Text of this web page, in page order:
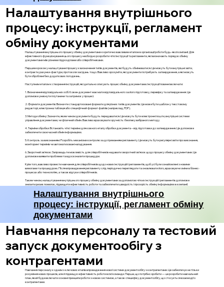
Налаштування внутрішнього
процесу: інструкції, регламент
обміну документами
Налаштування внутрішнього процесу обміну документами є критично важливим етапом в організації роботи будь-якої компанії. Для
ефективного функціонування цього процесу необхідно розробити чіткі інструкції та регламенти, які визначають порядок обміну
документами між різними підрозділами або співробітниками.
Першим кроком у налаштуванні процесу є визначення типів документів, які будуть обмінюватися. Це можуть бути внутрішні звіти,
контракти, рахунки-фактури, протоколи засідань тощо. Важливо зрозуміти, які документи потребують затвердження, а які можуть
бути оброблені без додаткових погоджень.
Наступним етапом є створення інструкцій, які детально описують процес обміну документами. Інструкції повинні включати:
1. Визначення відповідальних осіб: Кожен документ має мати відповідального за його підготовку, перевірку та затвердження. Це
допоможе уникнути плутанини та затримок у процесі.
2. Формати документів: Визначте стандартизовані формати для різних типів документів. Це може бути шаблон у текстовому
редакторі, електронна таблиця або специфічний формат файлів (наприклад, PDF).
3. Методи обміну: Зазначте, яким чином документи будуть передаватися. Це можуть бути електронні пошти, внутрішні системи
управління документами, чи фізичний обмін. Важливо враховувати зручність і безпеку вибраного методу.
4. Терміни обробки: Встановіть чіткі терміни для кожного етапу обробки документа – від підготовки до затвердження. Це допоможе
забезпечити своєчасний обмін інформацією.
5. Контроль за виконанням: Розробіть механізми контролю за дотриманням регламенту. Це можуть бути регулярні звіти про виконання,
моніторинг термінів чи автоматизовані нагадування.
6. Зворотний зв'язок: Запровадьте можливість для співробітників надавати зворотний зв'язок щодо процесу обміну документами. Це
допоможе виявити проблеми та вдосконалити процедури.
Крім того, важливо провести навчання для співробітників щодо нових інструкцій і регламентів, щоб усі були ознайомлені з новими
вимогами та процедурою. Після впровадження регламенту слід періодично переглядати та оновлювати його, враховуючи зміни в бізнес-
процесах або технологіях, а також відгуки співробітників.
Таким чином, налаштування внутрішнього процесу обміну документами за допомогою чітких інструкцій і регламентів допоможе
знизити ризик помилок, підвищити ефективність роботи та забезпечити швидкість і прозорість обміну інформацією в компанії.
Налаштування внутрішнього
процесу: інструкції, регламент обміну
документами
Навчання персоналу та тестовий
запуск документообігу з
контрагентами
Навчання персоналу є одним з ключових етапів впровадження нової системи документообігу з контрагентами. Це забезпечує не тільки
розуміння нових процесів, але й підвищує ефективність роботи всієї команди. Перше, що потрібно зробити — це розробити навчальний
план, який буде включати основні принципи роботи з новою системою, а також специфіку документообігу, що стосується взаємодії з
контрагентами.